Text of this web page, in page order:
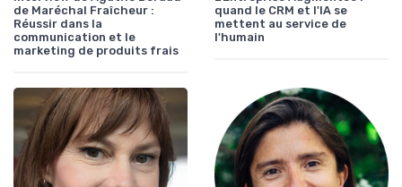
de Maréchal Fraîcheur :
Réussir dans la
communication et le
marketing de produits frais
quand le CRM et l'IA se
mettent au service de
l'humain